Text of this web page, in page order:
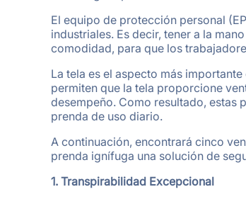
El equipo de protección personal
industriales. Es decir, tener a la
comodidad, para que los
La tela es el aspecto más
permiten que la tela proporcione
desempeño. Como resultado, estas
prenda de uso diario.
A continuación, encontrará cinco
prenda ignífuga una solución de
1. Transpirabilidad Excepcional